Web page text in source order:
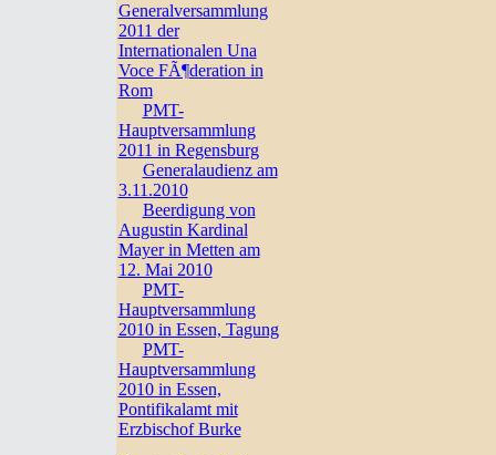
Generalversammlung
2011 der
Internationalen Una
Voce FÃ¶deration in
Rom
PMT-
Hauptversammlung
2011 in Regensburg
Generalaudienz am
3.11.2010
Beerdigung von
Augustin Kardinal
Mayer in Metten am
12. Mai 2010
PMT-
Hauptversammlung
2010 in Essen, Tagung
PMT-
Hauptversammlung
2010 in Essen,
Pontifikalamt mit
Erzbischof Burke